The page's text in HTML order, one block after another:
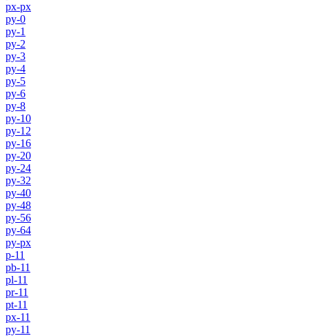
px-px
py-0
py-1
py-2
py-3
py-4
py-5
py-6
py-8
py-10
py-12
py-16
py-20
py-24
py-32
py-40
py-48
py-56
py-64
py-px
p-11
pb-11
pl-11
pr-11
pt-11
px-11
py-11